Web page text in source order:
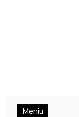
Meniu